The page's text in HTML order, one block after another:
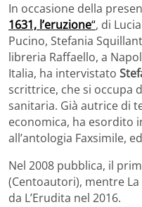
In occasione della
1631, l’eruzione“, di
Pucino, Stefania
libreria Raffaello, a
Italia, ha intervistato
scrittrice, che si occupa
sanitaria. Già autrice di
economica, ha esordito
all’antologia Faxsimile,
Nel 2008 pubblica, il
(Centoautori), mentre
da L’Erudita nel 2016.